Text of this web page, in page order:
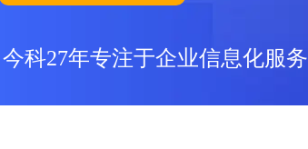
今科27年专注于企业信息化服务